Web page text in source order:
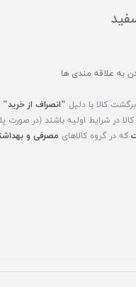
به علاقه مندی ها
کالا با دلیل "انصراف از خرید"
در شرایط اولیه باشند (در
که در گروه کالاهای مصرفی و